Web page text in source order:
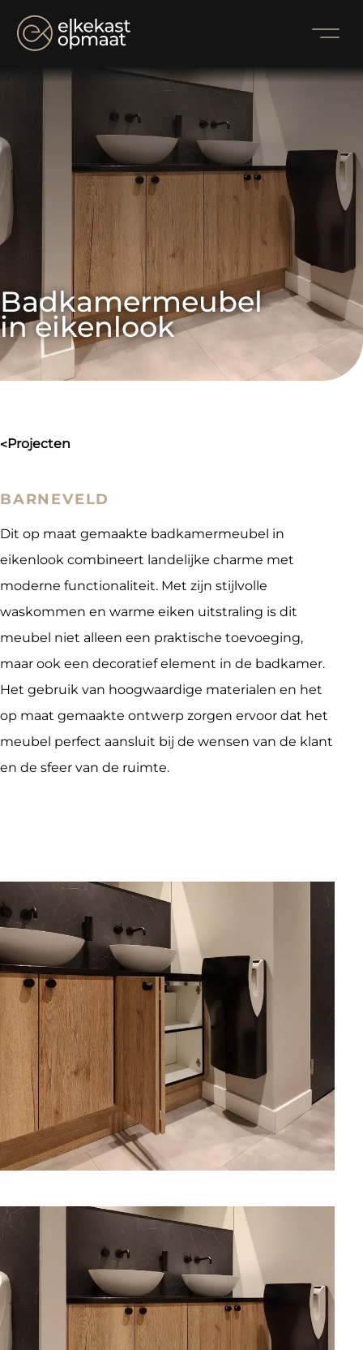
Badkamermeubel
in eikenlook
> projecten
BARNEVELD
Dit op maat gemaakte badkamermeubel in
eikenlook combineert landelijke charme met
moderne functionaliteit. Met zijn stijlvolle
waskommen en warme eiken uitstraling is dit
meubel niet alleen een praktische toevoeging,
maar ook een decoratief element in de badkamer.
Het gebruik van hoogwaardige materialen en het
op maat gemaakte ontwerp zorgen ervoor dat het
meubel perfect aansluit bij de wensen van de klant
en de sfeer van de ruimte.